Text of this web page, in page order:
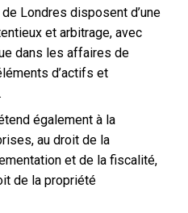
Londres disposent d’une
et arbitrage, avec
dans les affaires de
d’actifs et
également à la
au droit de la
et de la fiscalité,
de la propriété